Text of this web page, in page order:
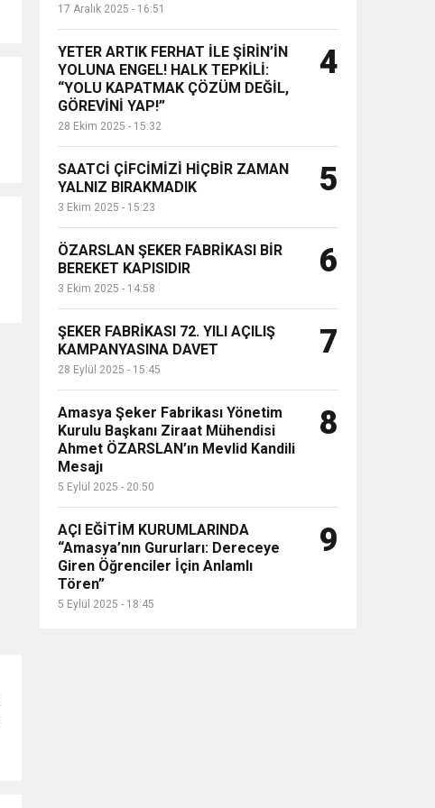
17 Aralık 2025 - 16:51
YETER ARTIK FERHAT İLE ŞİRİN’İN
YOLUNA ENGEL! HALK TEPKİLİ:
“YOLU KAPATMAK ÇÖZÜM DEĞİL,
GÖREVİNİ YAP!”
28 Ekim 2025 - 15:32
4
SAATCİ ÇİFCİMİZİ HİÇBİR ZAMAN
YALNIZ BIRAKMADIK
3 Ekim 2025 - 15:23
5
ÖZARSLAN ŞEKER FABRİKASI BİR
BEREKET KAPISIDIR
3 Ekim 2025 - 14:58
6
ŞEKER FABRİKASI 72. YILI AÇILIŞ
KAMPANYASINA DAVET
28 Eylül 2025 - 15:45
7
Amasya Şeker Fabrikası Yönetim
Kurulu Başkanı Ziraat Mühendisi
Ahmet ÖZARSLAN’ın Mevlid Kandili
Mesajı
5 Eylül 2025 - 20:50
8
AÇI EĞİTİM KURUMLARINDA
“Amasya’nın Gururları: Dereceye
Giren Öğrenciler İçin Anlamlı
Tören”
5 Eylül 2025 - 18:45
9